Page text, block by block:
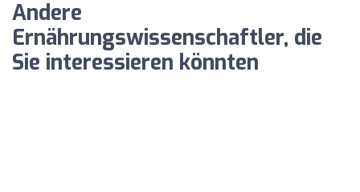
Andere
Ernährungswissenschaftler, die
Sie interessieren könnten